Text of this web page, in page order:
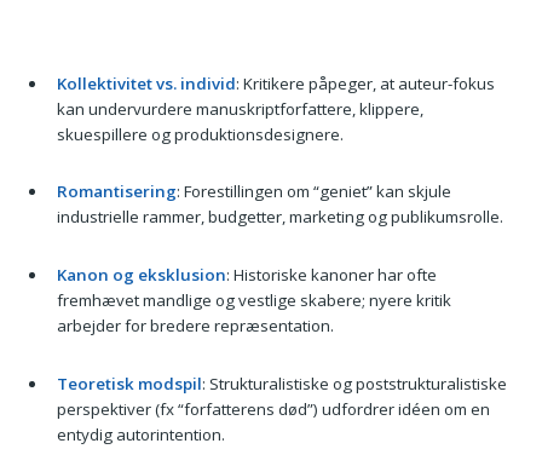
Kollektivitet vs. individ: Kritikere påpeger, at auteur-fokus
kan undervurdere manuskriptforfattere, klippere,
skuespillere og produktionsdesignere.
Romantisering: Forestillingen om “geniet” kan skjule
industrielle rammer, budgetter, marketing og publikumsrolle.
Kanon og eksklusion: Historiske kanoner har ofte
fremhævet mandlige og vestlige skabere; nyere kritik
arbejder for bredere repræsentation.
Teoretisk modspil: Strukturalistiske og poststrukturalistiske
perspektiver (fx “forfatterens død”) udfordrer idéen om en
entydig autorintention.